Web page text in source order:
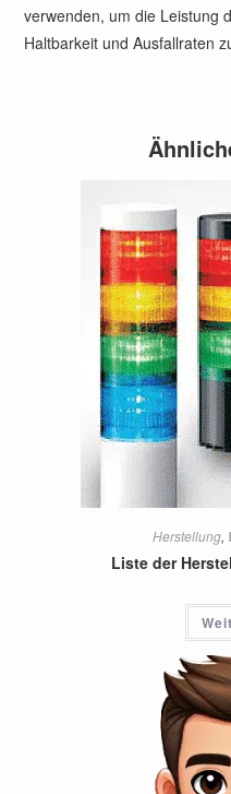
verwenden, um die Leistung
Haltbarkeit und Ausfallraten
Herstellung,
Liste der